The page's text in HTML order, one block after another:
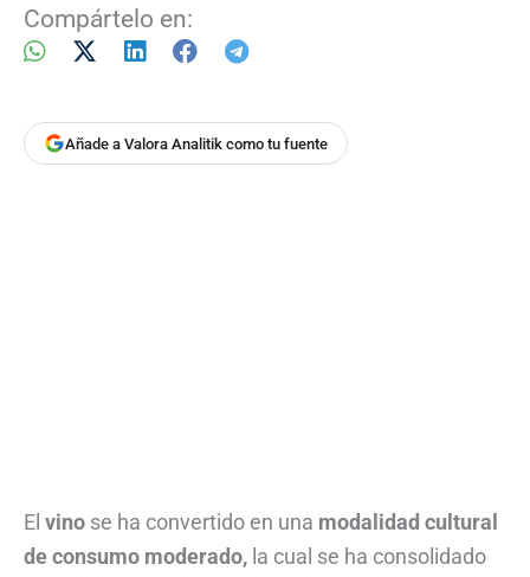
Compártelo en:
Añade a Valora Analitik como tu fuente
El vino se ha convertido en una modalidad cultural
de consumo moderado, la cual se ha consolidado